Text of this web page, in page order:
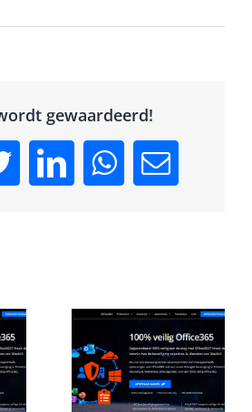
gewaardeerd!
LinkedInWhatsApp
Email